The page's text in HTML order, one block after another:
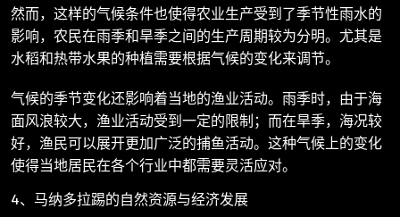
然而，这样的气候条件也使得农业生产受到了季节性雨水的
影响，农民在雨季和旱季之间的生产周期较为分明。尤其是
水稻和热带水果的种植需要根据气候的变化来调节。
气候的季节变化还影响着当地的渔业活动。雨季时，由于海
面风浪较大，渔业活动受到一定的限制；而在旱季，海况较
好，渔民可以展开更加广泛的捕鱼活动。这种气候上的变化
使得当地居民在各个行业中都需要灵活应对。
4、马纳多拉踢的自然资源与经济发展